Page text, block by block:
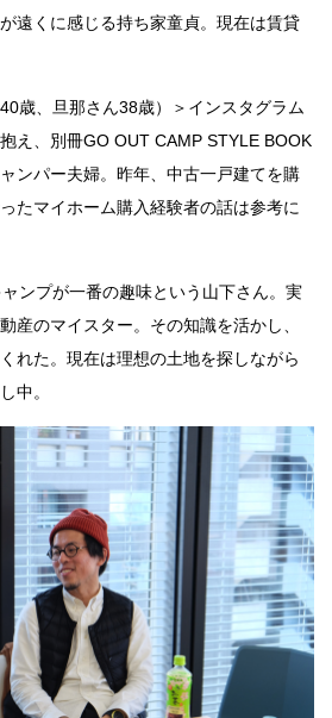
遠くに感じる持ち家童貞。現在は賃貸
歳、旦那さん38歳）＞インスタグラム
え、別冊GO OUT CAMP STYLE BOOK
ンパー夫婦。昨年、中古一戸建てを購
たマイホーム購入経験者の話は参考に
ンプが一番の趣味という山下さん。実
産のマイスター。その知識を活かし、
れた。現在は理想の土地を探しながら
中。